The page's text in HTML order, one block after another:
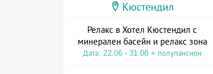
Кюстендил
Релакс в Хотел Кюстендил с
минерален басейн и релакс зона
Дата: 22.06 - 31.08 + полупансион